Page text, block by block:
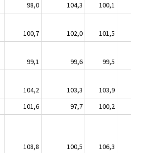
98,0 104,3
100,1
100,7 102,0
101,5
99,1 99,6
99,5
104,2 103,3
103,9
101,6 97,7
100,2
108,8 100,5
106,3